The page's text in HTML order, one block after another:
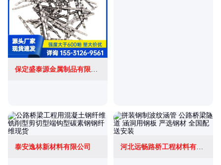
保定盛泰源金属制品有限公司
泰安逸林新材料有限公司 河北远畅路桥工程材料有限公司